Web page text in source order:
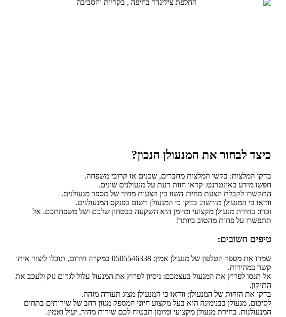
כיצד לבחור את המנעולן הנכון?
בדקו המלצות: בקשו המלצות מחברים, שכנים או קרובי משפחה.
חפשו מידע באינטרנט: קראו חוות דעת על מנעולנים שונים.
התקשרו לקבלת הצעת מחיר: השוו בין הצעות מחיר של מספר מנעולנים.
וודאו כי המנעולן מורשה: בדקו כי המנעולן רשום בפנקס המנעולנים.
זכרו: בחירת מנעולן מקצועי ומיומן היא השקעה בבטחון שלכם ושל משפחתכם. אל
תתפשרו על פחות מהטוב ביותר!
טיפים חשובים:
שמרו את מספר הטלפון של מנעולן אמין: 0505546338 במקרה חירום, תוכלו ליצור איתו
קשר במהירות.
אל תנסו לפרוץ את המנעול בעצמכם: ניסיון לפרוץ את המנעול עלול לגרום נזק ולעכב את
התיקון.
בדקו את הזהות של המנעולן: וודאו כי המנעולן מציג תעודה מזהה.
לסיכום, מנעולן בבנימינה הוא בעל מקצוע חיוני המספק מגוון רחב של שירותים בתחום
המנעולנות. בחירת מנעולן מקצועי ומיומן תבטיח לכם שירות מהיר, יעיל ואמין.